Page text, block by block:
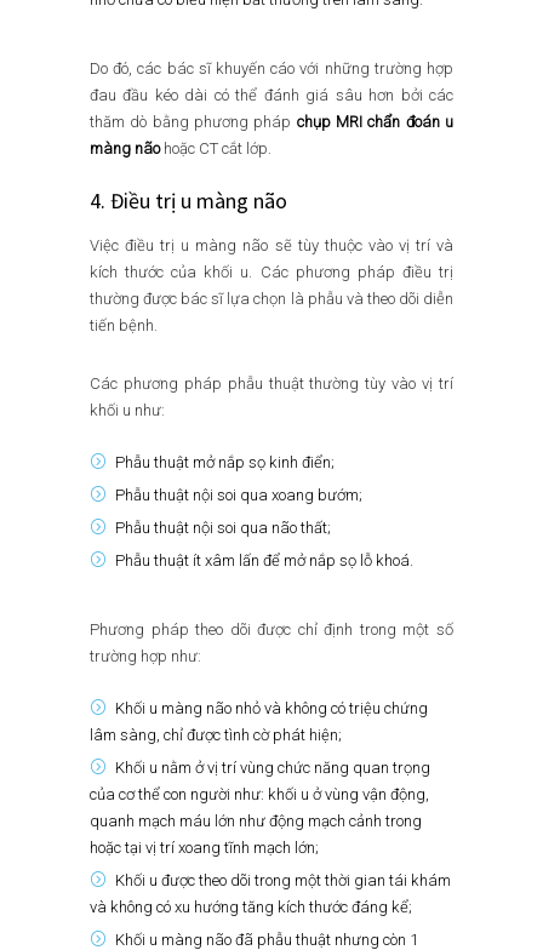
Do đó, các bác sĩ khuyến cáo với những trường hợp
đau đầu kéo dài có thể đánh giá sâu hơn bởi các
thăm dò bằng phương pháp chụp MRI chẩn đoán u
màng nãohoặc CT cắt lớp.
4. Điều trị u màng não
Việc điều trị u màng não sẽ tùy thuộc vào vị trí và
kích thước của khối u. Các phương pháp điều trị
thường được bác sĩ lựa chọn là phẫu và theo dõi diễn
tiến bệnh.
Các phương pháp phẫu thuật thường tùy vào vị trí
khối u như:
Phẫu thuật mở nắp sọ kinh điển;
Phẫu thuật nội soi qua xoang bướm;
Phẫu thuật nội soi qua não thất;
Phẫu thuật ít xâm lấn để mở nắp sọ lỗ khoá.
Phương pháp theo dõi được chỉ định trong một số
trường hợp như:
Khối u màng não nhỏ và không có triệu chứng
lâm sàng, chỉ được tình cờ phát hiện;
Khối u nằm ở vị trí vùng chức năng quan trọng
của cơ thể con người như: khối u ở vùng vận động,
quanh mạch máu lớn như động mạch cảnh trong
hoặc tại vị trí xoang tĩnh mạch lớn;
Khối u được theo dõi trong một thời gian tái khám
và không có xu hướng tăng kích thước đáng kể;
Khối u màng não đã phẫu thuật nhưng còn 1